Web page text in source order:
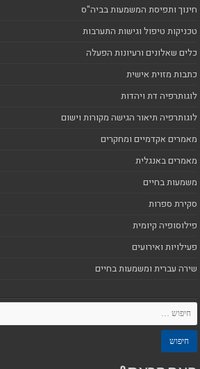
חינוך ותפיסת המשמעות בביה"ס
טכניקות טיפול וגישות התערבות
כלים שאלונים ורעיונות הפעלה
כתבות מזוית אישית
לוגותרפיה דת ויהדות
לוגותרפיה תיאור הגישה מקורות וישום
מאמרים אקדמיים ומחקרים
מאמרים באנגלית
משמעות בחיים
סקירת ספרות
פילוסופיה קיומית
פעילויות ואירועים
שירה עברית ומשמעות בחיים